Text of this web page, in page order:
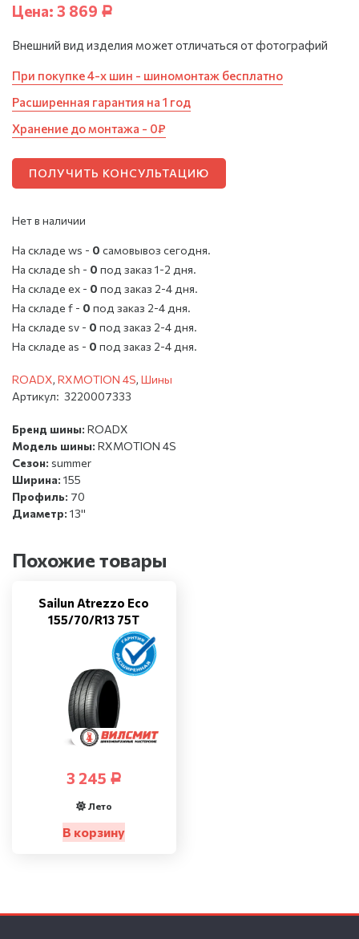
Цена: 3 869 Р
Внешний вид изделия может отличаться от фотографий
При покупке 4-х шин - шиномонтаж бесплатно
Расширенная гарантия на 1 год
Хранение до монтажа - 0₽
ПОЛУЧИТЬ КОНСУЛЬТАЦИЮ
Нет в наличии
На складе ws - 0 cамовывоз сегодня.
На складе sh - 0 под заказ 1-2 дня.
На складе ex - 0 под заказ 2-4 дня.
На складе f - 0 под заказ 2-4 дня.
На складе sv - 0 под заказ 2-4 дня.
На складе as - 0 под заказ 2-4 дня.
ROADX, RXMOTION 4S, Шины
Артикул: 3220007333
Бренд шины: ROADX
Модель шины: RXMOTION 4S
Сезон: summer
Ширина: 155
Профиль: 70
Диаметр: 13''
Похожие товары
Sailun Atrezzo Eco
155/70/R13 75T
3 245 Р
Лето
В корзину